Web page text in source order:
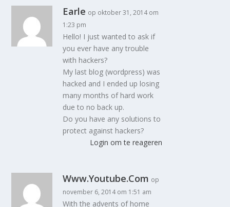
Earle op oktober 31, 2014 om
1:23 pm
Hello! I just wanted to ask if
you ever have any trouble
with hackers?
My last blog (wordpress) was
hacked and I ended up losing
many months of hard work
due to no back up.
Do you have any solutions to
protect against hackers?
Login om te reageren
Www.Youtube.Com op
november 6, 2014 om 1:51 am
With the advents of home